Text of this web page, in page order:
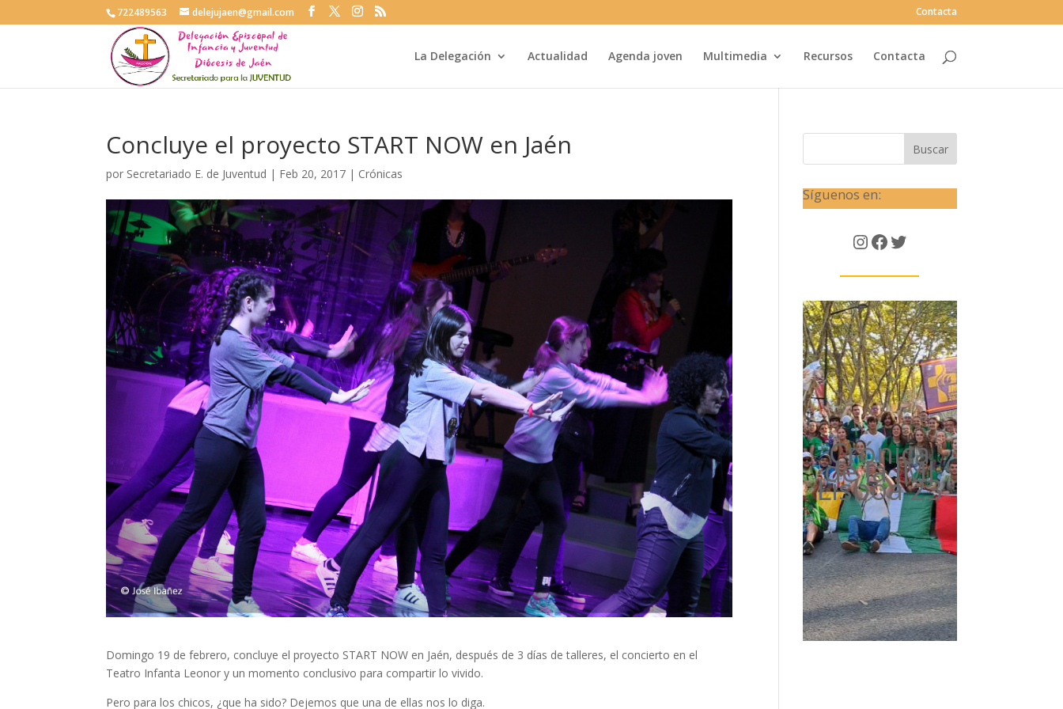
722489563 delejujaen@gmail.com Contacta
La Delegación Actualidad Agenda joven Multimedia Recursos Contacta
Concluye el proyecto START NOW en Jaén
por Secretariado E. de Juventud | Feb 20, 2017 | Crónicas
Domingo 19 de febrero, concluye el proyecto START NOW en Jaén, después de 3 días de talleres, el concierto en el
Teatro Infanta Leonor y un momento conclusivo para compartir lo vivido.
Pero para los chicos, ¿que ha sido? Dejemos que una de ellas nos lo diga.
Buscar
Síguenos en:
Instagram
Facebook
Twitter
Crónica
de la JMJ
Lisboa'23